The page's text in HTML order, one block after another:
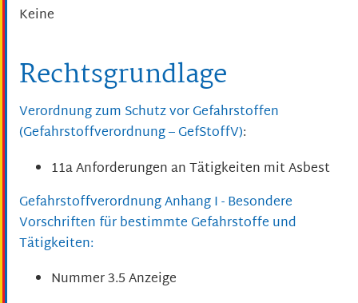
Keine
Rechtsgrundlage
Verordnung zum Schutz vor Gefahrstoffen
(Gefahrstoffverordnung – GefStoffV):
11a Anforderungen an Tätigkeiten mit Asbest
Gefahrstoffverordnung Anhang I - Besondere
Vorschriften für bestimmte Gefahrstoffe und
Tätigkeiten:
Nummer 3.5 Anzeige